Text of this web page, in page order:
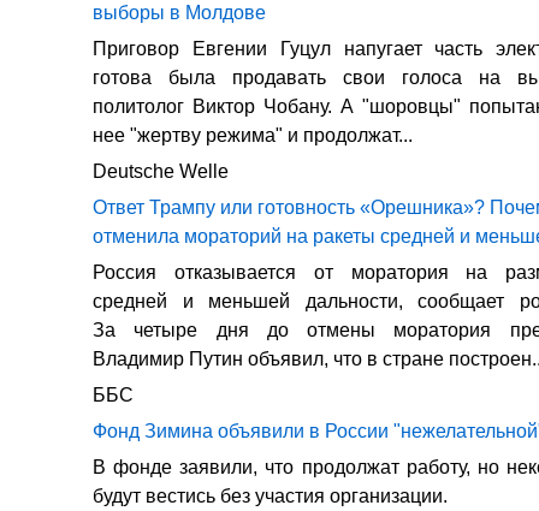
выборы в Молдове
Приговор Евгении Гуцул напугает часть
готова была продавать свои голоса на
политолог Виктор Чобану. А "шоровцы"
нее "жертву режима" и продолжат...
Deutsche Welle
Ответ Трампу или готовность «Орешника»?
отменила мораторий на ракеты средней и
Россия отказывается от моратория на
средней и меньшей дальности, сообщает
За четыре дня до отмены моратория
Владимир Путин объявил, что в стране
ББС
Фонд Зимина объявили в России
В фонде заявили, что продолжат работу, но
будут вестись без участия организации.